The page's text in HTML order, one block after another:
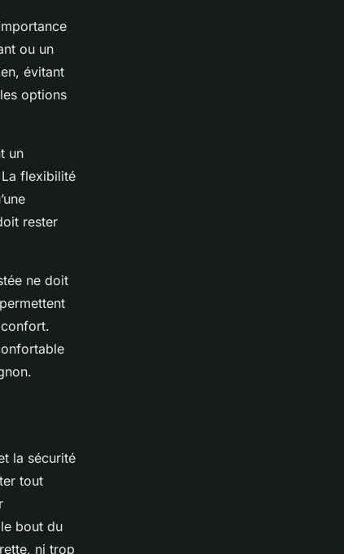
ou un
évitant
options
un
flexibilité
rester
ne doit
la sécurité
tout
bout du
ni trop